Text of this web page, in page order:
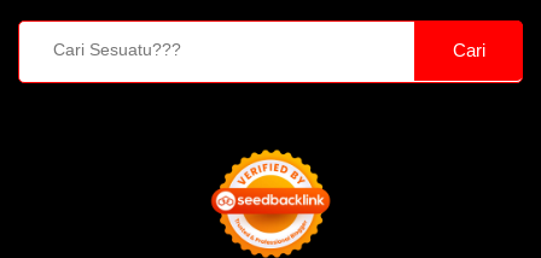
Cari